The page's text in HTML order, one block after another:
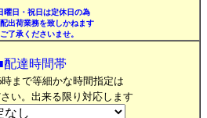
曜日・祝日は定休日の為
出荷業務を致しかねます
了承くださいませ。
配達時間帯
まで等細かな時間指定は
い。出来る限り対応します